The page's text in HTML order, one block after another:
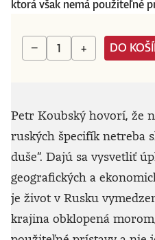
ktorá však nemá použiteľné
− + DO
Petr Koubský hovorí, že
ruských špecifík netreba
duše“. Dajú sa vysvetliť
geografických a
je život v Rusku
krajina obklopená